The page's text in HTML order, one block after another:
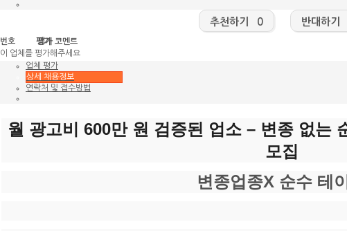
추천하기 0 반대하기
번호 평가
평가 코멘트
이 업체를 평가해주세요
업체 평가
상세 채용정보
연락처 및 접수방법
월 광고비 600만 원 검증된 업소 – 변종 없는
모집
변종업종X 순수 테